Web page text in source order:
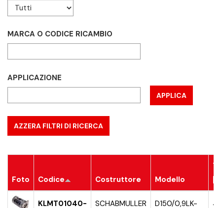
MARCA O CODICE RICAMBIO
APPLICAZIONE
Foto Codice Costruttore Modello
KLMT01040-
SCHABMULLER
D150/0,9LK-